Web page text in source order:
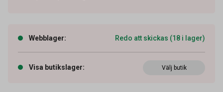
Webblager: Redo att skickas (18 i lager)
Visa butikslager: Välj butik